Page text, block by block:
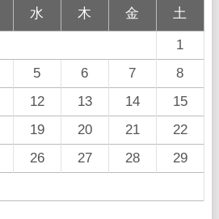
水 木 金 土
1
5 6 7
8
12 13 14
15
19 20 21
22
26 27 28
29